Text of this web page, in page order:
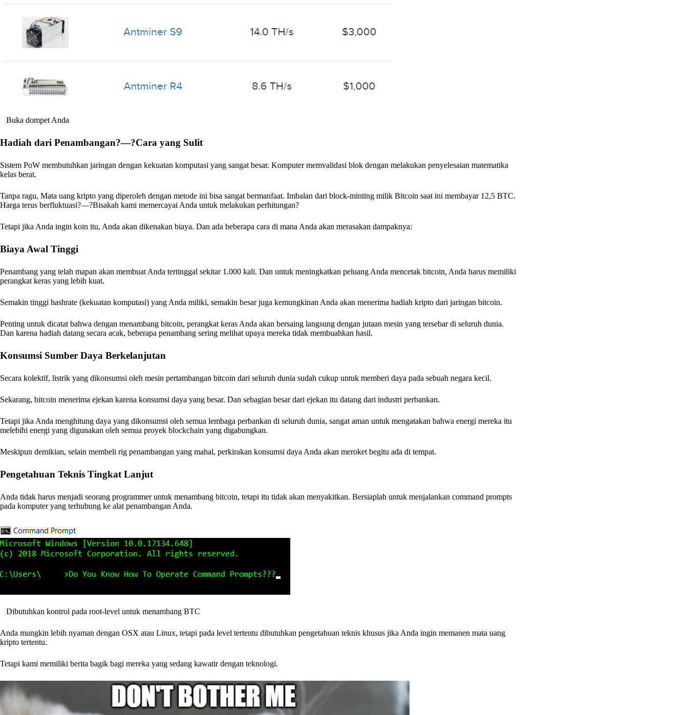
Buka dompet Anda
Hadiah dari Penambangan?—?Cara yang Sulit
Sistem PoW membutuhkan jaringan dengan kekuatan komputasi yang sangat besar. Komputer memvalidasi blok dengan melakukan penyelesaian matematika
kelas berat.
Tanpa ragu, Mata uang kripto yang diperoleh dengan metode ini bisa sangat bermanfaat. Imbalan dari block-minting milik Bitcoin saat ini membayar 12,5 BTC.
Harga terus berfluktuasi?—?Bisakah kami memercayai Anda untuk melakukan perhitungan?
Tetapi jika Anda ingin koin itu, Anda akan dikenakan biaya. Dan ada beberapa cara di mana Anda akan merasakan dampaknya:
Biaya Awal Tinggi
Penambang yang telah mapan akan membuat Anda tertinggal sekitar 1.000 kali. Dan untuk meningkatkan peluang Anda mencetak bitcoin, Anda harus memiliki
perangkat keras yang lebih kuat.
Semakin tinggi hashrate (kekuatan komputasi) yang Anda miliki, semakin besar juga kemungkinan Anda akan menerima hadiah kripto dari jaringan bitcoin.
Penting untuk dicatat bahwa dengan menambang bitcoin, perangkat keras Anda akan bersaing langsung dengan jutaan mesin yang tersebar di seluruh dunia.
Dan karena hadiah datang secara acak, beberapa penambang sering melihat upaya mereka tidak membuahkan hasil.
Konsumsi Sumber Daya Berkelanjutan
Secara kolektif, listrik yang dikonsumsi oleh mesin pertambangan bitcoin dari seluruh dunia sudah cukup untuk memberi daya pada sebuah negara kecil.
Sekarang, bitcoin menerima ejekan karena konsumsi daya yang besar. Dan sebagian besar dari ejekan itu datang dari industri perbankan.
Tetapi jika Anda menghitung daya yang dikonsumsi oleh semua lembaga perbankan di seluruh dunia, sangat aman untuk mengatakan bahwa energi mereka itu
melebihi energi yang digunakan oleh semua proyek blockchain yang digabungkan.
Meskipun demikian, selain membeli rig penambangan yang mahal, perkirakan konsumsi daya Anda akan meroket begitu ada di tempat.
Pengetahuan Teknis Tingkat Lanjut
Anda tidak harus menjadi seorang programmer untuk menambang bitcoin, tetapi itu tidak akan menyakitkan. Bersiaplah untuk menjalankan command prompts
pada komputer yang terhubung ke alat penambangan Anda.
Dibutuhkan kontrol pada root-level untuk menambang BTC
Anda mungkin lebih nyaman dengan OSX atau Linux, tetapi pada level tertentu dibutuhkan pengetahuan teknis khusus jika Anda ingin memanen mata uang
kripto tertentu.
Tetapi kami memiliki berita bagik bagi mereka yang sedang kawatir dengan teknologi.